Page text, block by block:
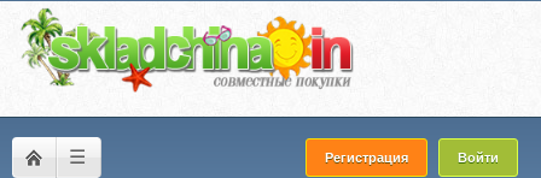
☰ Регистрация Войти